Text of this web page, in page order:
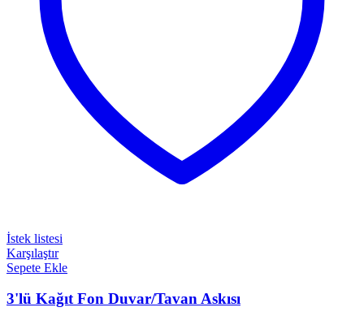
İstek listesi
Karşılaştır
Sepete Ekle
3'lü Kağıt Fon Duvar/Tavan Askısı